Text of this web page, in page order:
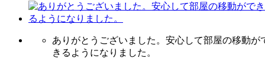
ありがとうございました。安心して部屋の移動が
きるようになりました。